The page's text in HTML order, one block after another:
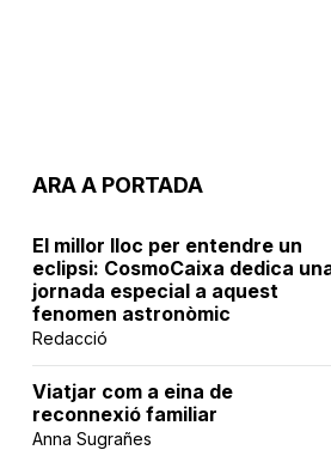
ARA A PORTADA
El millor lloc per entendre un
eclipsi: CosmoCaixa dedica
jornada especial a aquest
fenomen astronòmic
Redacció
Viatjar com a eina de
reconnexió familiar
Anna Sugrañes